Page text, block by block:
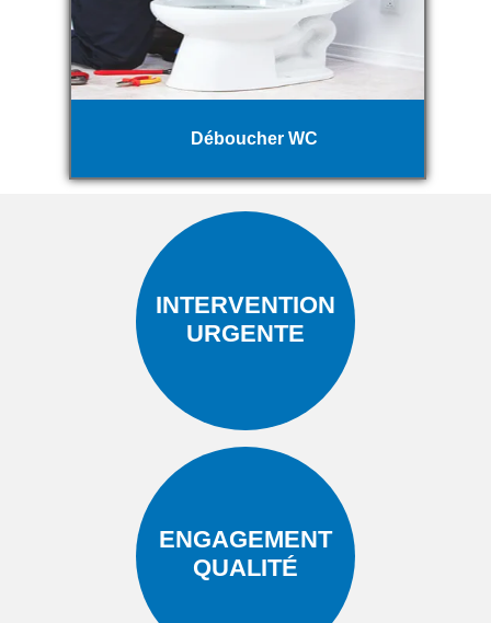
Déboucher WC
INTERVENTION
URGENTE
ENGAGEMENT
QUALITÉ